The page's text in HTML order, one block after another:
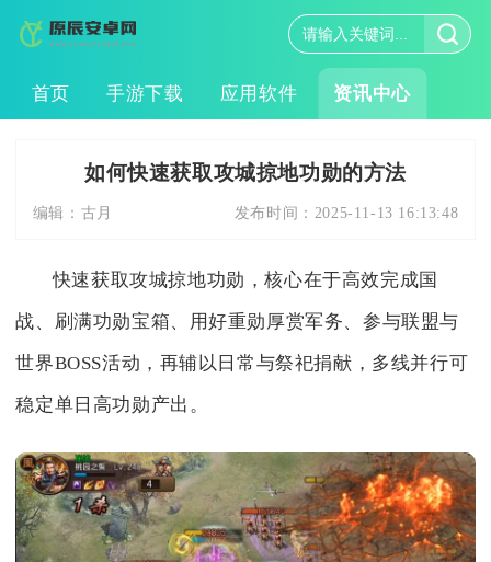
首页 手游下载 应用软件 资讯中心
如何快速获取攻城掠地功勋的方法
编辑： 古月 发布时间： 2025-11-13 16:13:48
快速获取攻城掠地功勋，核心在于高效完成国
战、刷满功勋宝箱、用好重勋厚赏军务、参与联盟与
世界BOSS活动，再辅以日常与祭祀捐献，多线并行可
稳定单日高功勋产出。